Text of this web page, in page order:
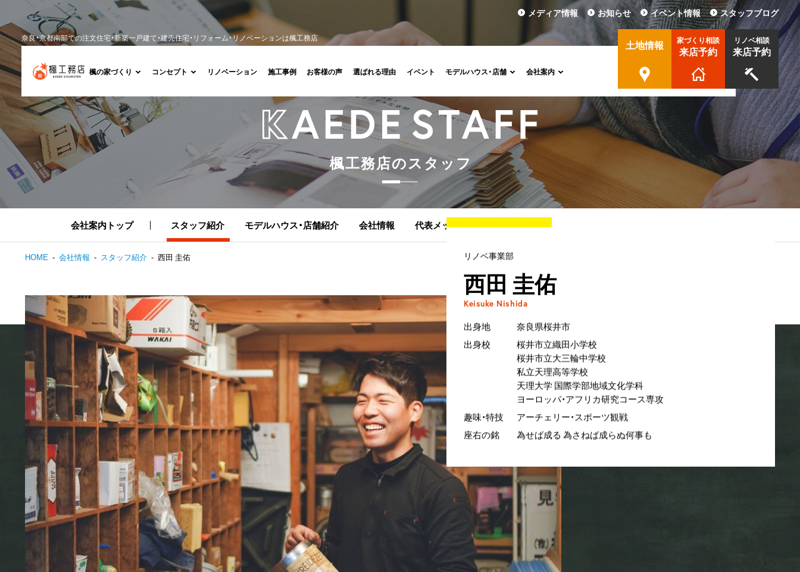
奈良・京都南部での注文住宅・新築一戸建て・建売住宅・リフォーム・リノベーションは楓工務店
楓の家づくり コンセプト リノベーション 施工事例 お客様の声 選ばれる理由 イベント モデルハウス・店舗 会社案内
土地情報 家づくり相談
来店予約
リノベ相談
来店予約
メディア情報 お知らせ イベント情報 スタッフブログ
楓工務店のスタ ッフ
会社案内トップ スタッフ紹介 モデルハウス・店舗紹介 会社情報 代表メッセージ 顧問紹介
HOME 会社情報 スタッフ紹介 西田 圭佑 リノベ事業部
西田 圭佑
Keisuke Nishida
出身地
奈良県桜井市
出身校
桜井市立織田小学校
桜井市立大三輪中学校
私立天理高等学校
天理大学 国際学部地域文化学科
ヨーロッパ・アフリカ研究コース専攻
趣味・特技
アーチェリー・スポーツ観戦
座右の銘
為せば成る 為さねば成らぬ何事も